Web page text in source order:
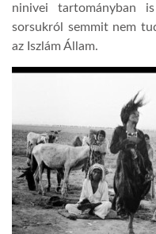
ninivei tartományban
sorsukról semmit nem
az Iszlám Állam.